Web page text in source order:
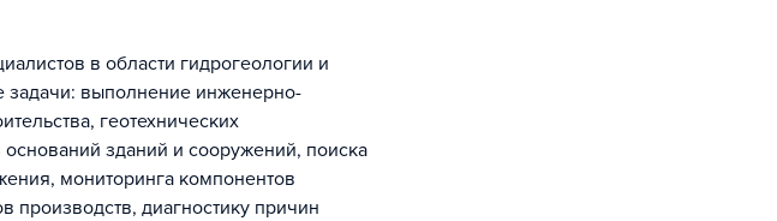
в области гидрогеологии и
выполнение инженерно-
геотехнических
зданий и сооружений, поиска
мониторинга компонентов
диагностику причин